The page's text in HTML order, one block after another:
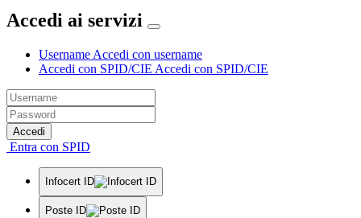
Accedi ai servizi
Username Accedi con username
Accedi con SPID/CIE Accedi con SPID/CIE
Accedi
Entra con SPID
Infocert ID
Poste ID